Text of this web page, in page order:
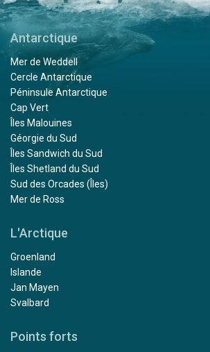
Antarctique
Mer de Weddell
Cercle Antarctique
Péninsule Antarctique
Cap Vert
Îles Malouines
Géorgie du Sud
Îles Sandwich du Sud
Îles Shetland du Sud
Sud des Orcades (Îles)
Mer de Ross
L'Arctique
Groenland
Islande
Jan Mayen
Svalbard
Points forts